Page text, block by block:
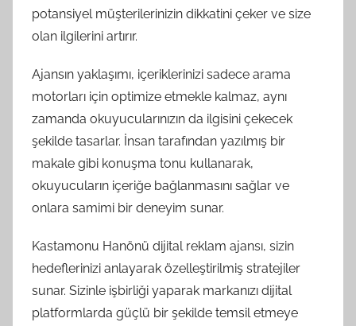
potansiyel müşterilerinizin dikkatini çeker ve size
olan ilgilerini artırır.
Ajansın yaklaşımı, içeriklerinizi sadece arama
motorları için optimize etmekle kalmaz, aynı
zamanda okuyucularınızın da ilgisini çekecek
şekilde tasarlar. İnsan tarafından yazılmış bir
makale gibi konuşma tonu kullanarak,
okuyucuların içeriğe bağlanmasını sağlar ve
onlara samimi bir deneyim sunar.
Kastamonu Hanönü dijital reklam ajansı, sizin
hedeflerinizi anlayarak özelleştirilmiş stratejiler
sunar. Sizinle işbirliği yaparak markanızı dijital
platformlarda güçlü bir şekilde temsil etmeye